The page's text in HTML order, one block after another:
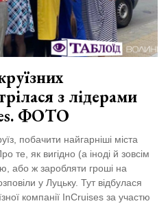
з лідерами
ФОТО
побачити найгарніші міста
те, як вигідно (а іноді й зовсім
або ж заробляти гроші на
у Луцьку. Тут відбулася
компанії InCruises за участю